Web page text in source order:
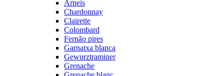
Arneis
Chardonnay
Clairette
Colombard
Fernão pires
Garnatxa blanca
Gewurztraminer
Grenache